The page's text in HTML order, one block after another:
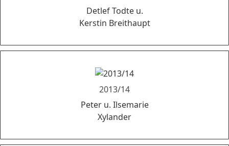
Detlef Todte u.
Kerstin Breithaupt
2013/14
Peter u. Ilsemarie
Xylander